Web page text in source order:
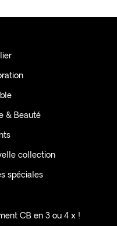
& Beauté
collection
spéciales
CB en 3 ou 4 x !